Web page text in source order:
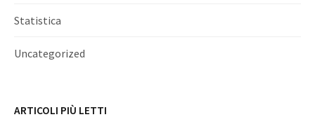
Statistica
Uncategorized
ARTICOLI PIÙ LETTI